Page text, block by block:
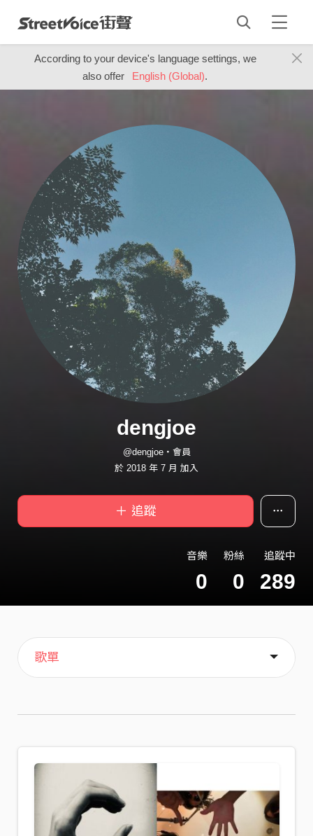
According to your device's language settings, we
also offer
English (Global).
dengjoe
@dengjoe・會員
於 2018 年 7 月 加入
＋ 追蹤
音樂
0
粉絲
0
追蹤中
289
主頁
歌單
喜歡
關於